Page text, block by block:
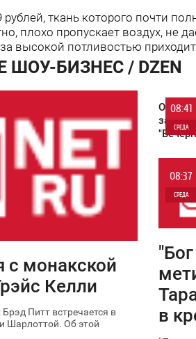
ткань которого почти
плохо пропускает воздух, не
высокой потливостью
БИЗНЕС / DZEN
с монакской
Келли
Питт встречается в
Шарлоттой. Об этой
08:41
СРЕДА
Ольга
08:37
СРЕДА
5 316
в